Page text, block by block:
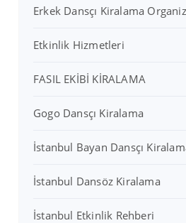
Erkek Dansçı Kiralama
Etkinlik Hizmetleri
FASIL EKİBİ KİRALAMA
Gogo Dansçı Kiralama
İstanbul Bayan Dansçı
İstanbul Dansöz Kiralama
İstanbul Etkinlik Rehberi